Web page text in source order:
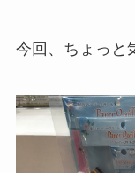
今回、ちょっと